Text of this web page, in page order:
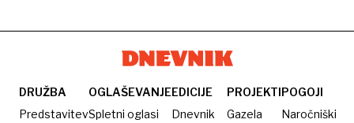
namesto
krave
DRUŽBA
Predstavitev
OGLAŠEVANJE
Spletni oglasi
EDICIJE
Dnevnik
PROJEKTI
Gazela
POGOJI
Naročniški